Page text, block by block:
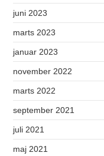
juni 2023
marts 2023
januar 2023
november 2022
marts 2022
september 2021
juli 2021
maj 2021